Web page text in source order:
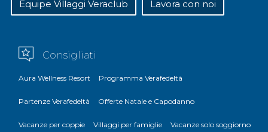
Equipe Villaggi Veraclub Lavora con noi
Consigliati
Aura Wellness Resort Programma Verafedeltà
Partenze Verafedeltà Offerte Natale e Capodanno
Vacanze per coppie Villaggi per famiglie Vacanze solo soggiorno